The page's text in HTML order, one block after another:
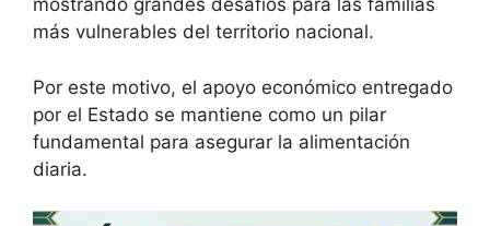
mostrando grandes desafíos para las familias
más vulnerables del territorio nacional.
Por este motivo, el apoyo económico entregado
por el Estado se mantiene como un pilar
fundamental para asegurar la alimentación
diaria.